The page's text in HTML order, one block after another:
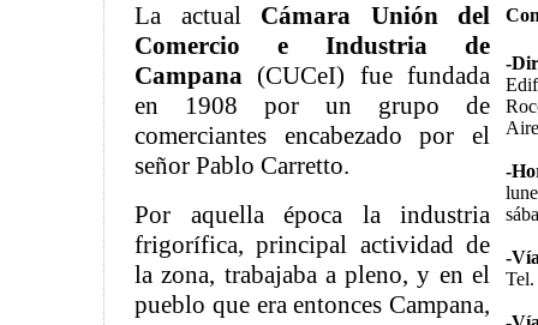
-
-
-
La actual Cámara Unión del
Comercio e Industria de
Campana (CUCeI) fue fundada
en 1908 por un grupo de
comerciantes encabezado por el
señor Pablo Carretto.
Por aquella época la industria
frigorífica, principal actividad de
la zona, trabajaba a pleno, y en el
pueblo que era entonces Campana,